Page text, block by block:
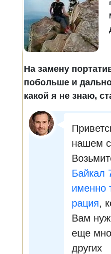
На замену
побольше и
какой я не знаю,
нашем
Байкал
именно
рация,
Вам
еще
других